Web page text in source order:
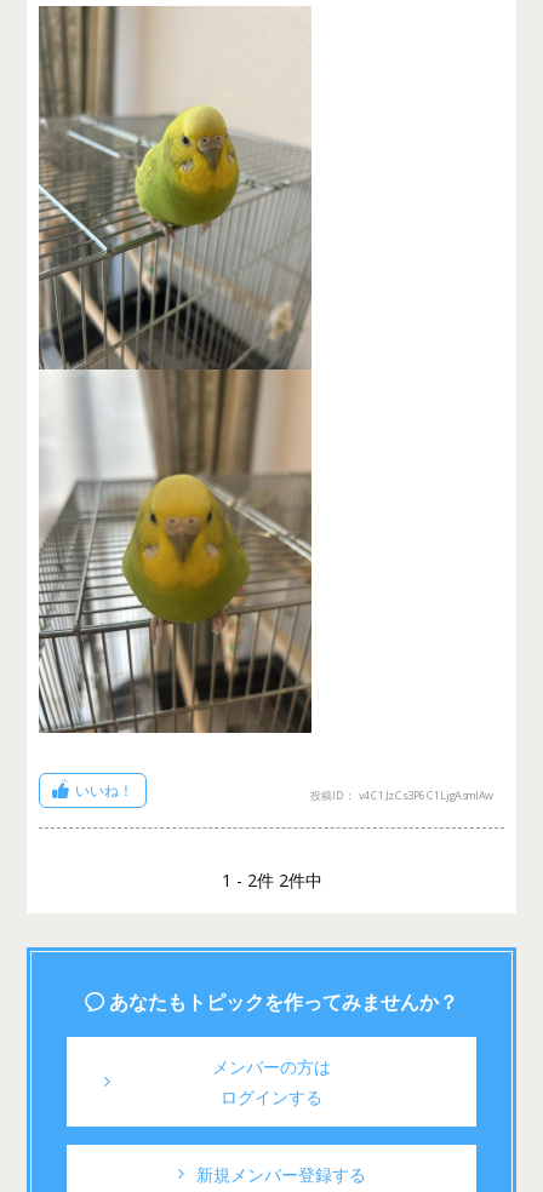
いいね！ 投稿ID： v4C1JzCs3P6C1LjgAsmlAw
1 - 2件 2件中
あなたもトピックを作ってみませんか？
メンバーの方は
ログインする
新規メンバー登録する